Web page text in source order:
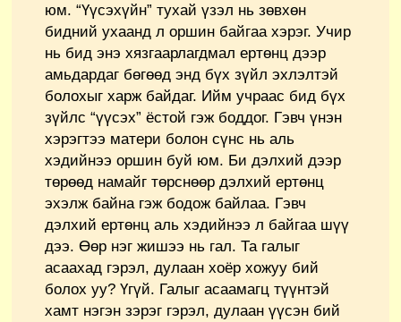
юм. “Үүсэхүйн” тухай үзэл нь зөвхөн
бидний ухаанд л оршин байгаа хэрэг. Учир
нь бид энэ хязгаарлагдмал ертөнц дээр
амьдардаг бөгөөд энд бүх зүйл эхлэлтэй
болохыг харж байдаг. Ийм учраас бид бүх
зүйлс “үүсэх” ёстой гэж боддог. Гэвч үнэн
хэрэгтээ матери болон сүнс нь аль
хэдийнээ оршин буй юм. Би дэлхий дээр
төрөөд намайг төрснөөр дэлхий ертөнц
эхэлж байна гэж бодож байлаа. Гэвч
дэлхий ертөнц аль хэдийнээ л байгаа шүү
дээ. Өөр нэг жишээ нь гал. Та галыг
асаахад гэрэл, дулаан хоёр хожуу бий
болох уу? Үгүй. Галыг асаамагц түүнтэй
хамт нэгэн зэрэг гэрэл, дулаан үүсэн бий